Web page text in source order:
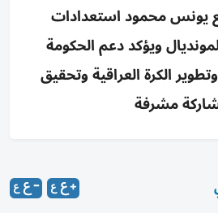
يونس محمود استعدادات
ويؤكد دعم الحكومة
الكرة العراقية وتحقيق
مشرفة